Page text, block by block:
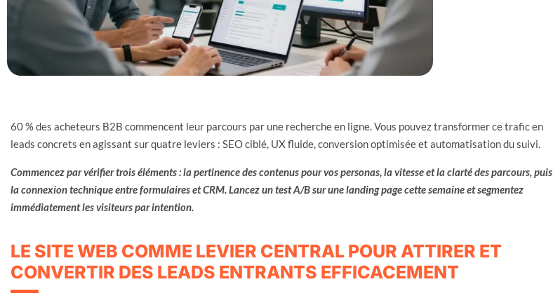
60 % des acheteurs B2B commencent leur parcours par une recherche en ligne. Vous pouvez transformer ce trafic en
leads concrets en agissant sur quatre leviers : SEO ciblé, UX fluide, conversion optimisée et automatisation du suivi.
Commencez par vérifier trois éléments : la pertinence des contenus pour vos personas, la vitesse et la clarté des parcours, puis
la connexion technique entre formulaires et CRM. Lancez un test A/B sur une landing page cette semaine et segmentez
immédiatement les visiteurs par intention.
LE SITE WEB COMME LEVIER CENTRAL POUR ATTIRER ET
CONVERTIR DES LEADS ENTRANTS EFFICACEMENT